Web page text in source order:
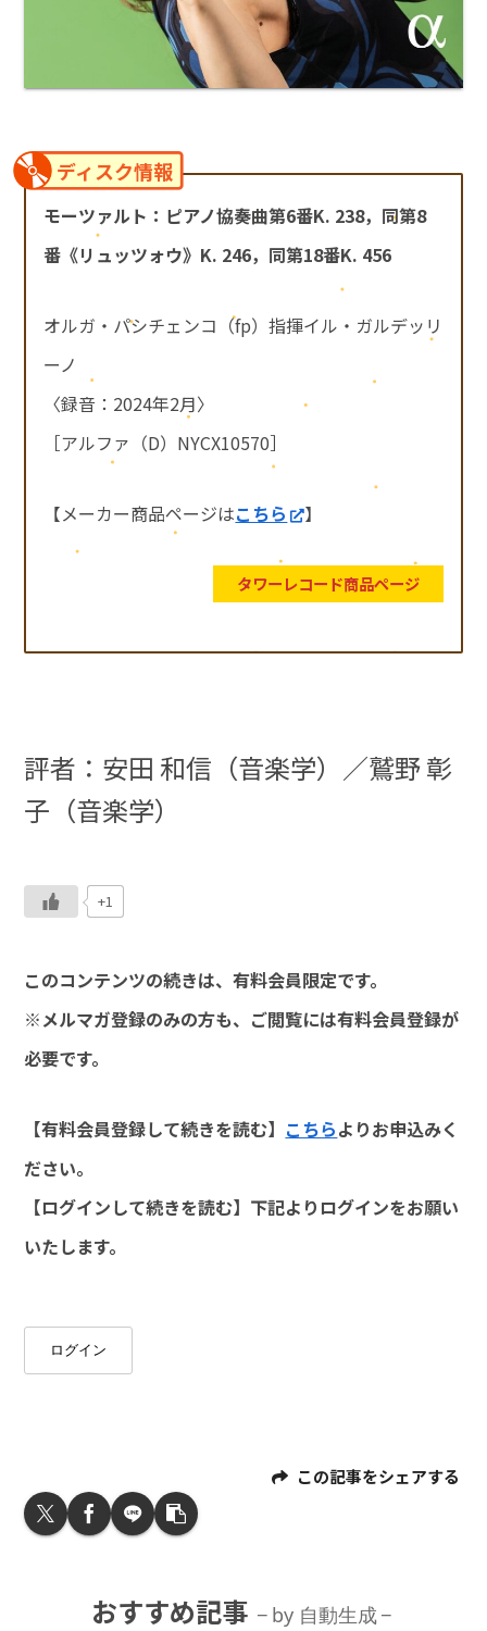
ディスク情報
モーツァルト：ピアノ協奏曲第6番K. 238，同第8
番《リュッツォウ》K. 246，同第18番K. 456
オルガ・パシチェンコ（fp）指揮イル・ガルデッリ
ーノ
〈録音：2024年2月〉
［アルファ（D）NYCX10570］
【メーカー商品ページはこちら 】
タワーレコード商品ページ
評者：安田 和信（音楽学）／鷲野 彰
子（音楽学）
+1
このコンテンツの続きは、有料会員限定です。
※メルマガ登録のみの方も、ご閲覧には有料会員登録が
必要です。
【有料会員登録して続きを読む】 こちらよりお申込みく
ださい。
【ログインして続きを読む】下記よりログインをお願い
いたします。
ログイン
この記事をシェアする
おすすめ記事 by 自動生成